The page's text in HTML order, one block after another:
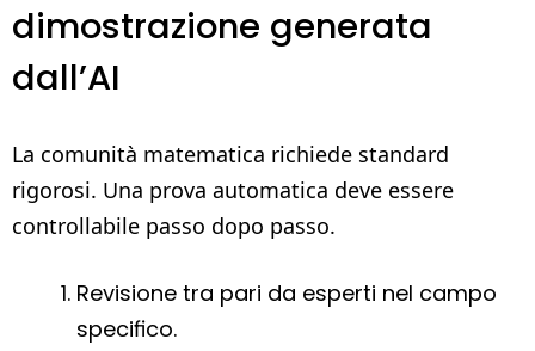
dimostrazione generata
dall’AI
La comunità matematica richiede standard
rigorosi. Una prova automatica deve essere
controllabile passo dopo passo.
Revisione tra pari da esperti nel campo
specifico.